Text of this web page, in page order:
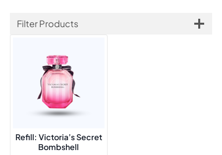
Filter Products
Refill: Victoria’s Secret
Bombshell